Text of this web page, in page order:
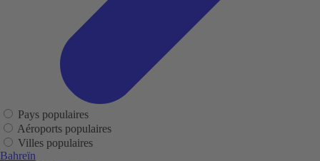
Pays populaires
Aéroports populaires
Villes populaires
Bahreïn